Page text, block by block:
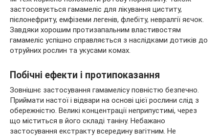
застосовується гамамеліс для лікування циститу,
пієлонефриту, емфіземи легенів, флебіту, невралгії яєчок.
Завдяки хорошим протизапальним властивостям
гамамеліс успішно справляється з наслідками дотиків до
отруйних рослин та укусами комах.
Побічні ефекти і протипоказання
Зовнішнє застосування гамамелісу повністю безпечно.
Приймати настої і відвари на основі цієї рослини слід з
обережністю. Великі концентрації неприпустимі, через
що міститься в його складі таніну. Небажано
застосування екстракту всередину вагітним. Не